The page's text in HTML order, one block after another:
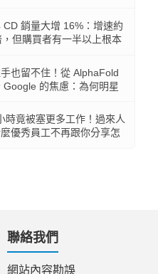
CD 銷量大增 16%：增速約
但購買者有一半以上根本
也留不住！從 AlphaFold
Google 的焦慮：為何明星
時竟被塞更多工作！過來人
優秀員工不再跟你分享怎
聯絡我們
網站內容勘誤